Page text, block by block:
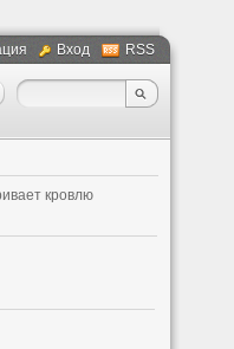
Вход RSS
кровлю